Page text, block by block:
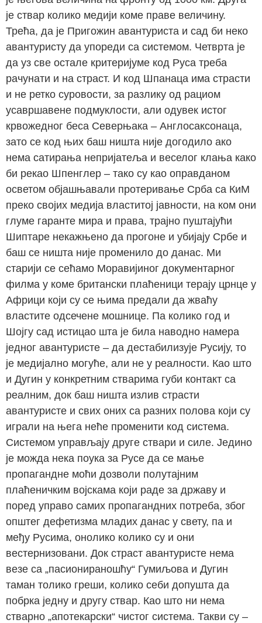
је ствар колико медији коме праве величину.
Трећа, да је Пригожин авантуриста и сад би неко
авантуристу да упореди са системом. Четврта је
да уз све остале критеријуме код Руса треба
рачунати и на страст. И код Шпанаца има страсти
и не ретко суровости, за разлику од рациом
усавршавене подмуклости, али одувек истог
крвожедног беса Северњака – Англосаксонаца,
зато се код њих баш ништа није догодило ако
нема сатирања непријатеља и веселог клања како
би рекао Шпенглер – тако су као оправданом
осветом објашњавали протеривање Срба са КиМ
преко својих медија властитој јавности, на ком они
глуме гаранте мира и права, трајно пуштајући
Шиптаре некажњено да прогоне и убијају Србе и
баш се ништа није променило до данас. Ми
старији се сећамо Моравијиног документарног
филма у коме британски плаћеници терају црнце у
Африци који су се њима предали да жваћу
властите одсечене мошнице. Па колико год и
Шојгу сад истицао шта је била наводно намера
једног авантуристе – да дестабилизује Русију, то
је медијално могуће, али не у реалности. Као што
и Дугин у конкретним стварима губи контакт са
реалним, док баш ништа излив страсти
авантуристе и свих оних са разних полова који су
играли на њега неће променити код система.
Системом управљају друге ствари и силе. Једино
је можда нека поука за Русе да се мање
пропагандне моћи дозволи полутајним
плаћеничким војскама који раде за државу и
поред управо самих пропагандних потреба, због
општег дефетизма младих данас у свету, па и
међу Русима, онолико колико су и они
вестернизовани. Док страст авантуристе нема
везе са „пасионираношћу“ Гумиљова и Дугин
таман толико греши, колико себи допушта да
побрка једну и другу ствар. Као што ни нема
стварно „апотекарски“ чистог система. Такви су –